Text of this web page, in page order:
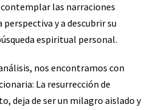
las narraciones
perspectiva y a descubrir su
espiritual personal.
nos encontramos con
La resurrección de
deja de ser un milagro aislado y